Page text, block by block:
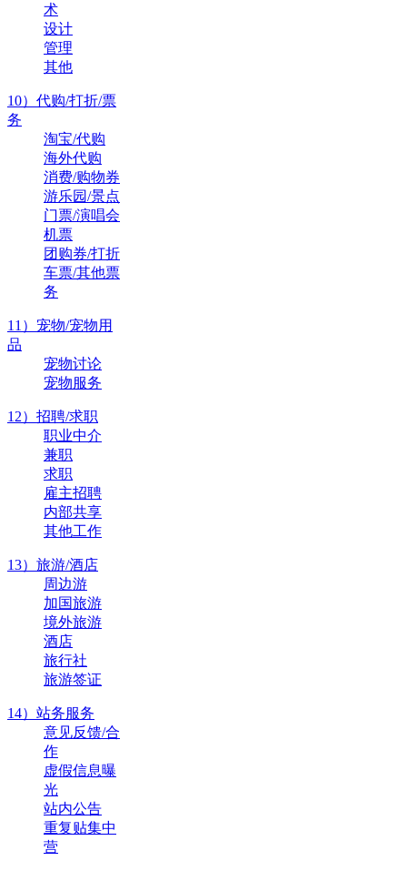
术
设计
管理
其他
10）代购/打折/票
务
淘宝/代购
海外代购
消费/购物券
游乐园/景点
门票/演唱会
机票
团购券/打折
车票/其他票
务
11）宠物/宠物用
品
宠物讨论
宠物服务
12）招聘/求职
职业中介
兼职
求职
雇主招聘
内部共享
其他工作
13）旅游/酒店
周边游
加国旅游
境外旅游
酒店
旅行社
旅游签证
14）站务服务
意见反馈/合
作
虚假信息曝
光
站内公告
重复贴集中
营